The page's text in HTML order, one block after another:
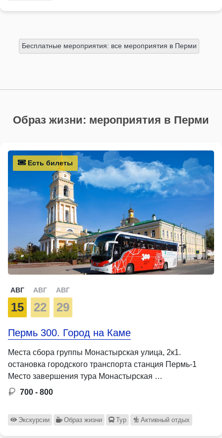
Бесплатные мероприятия: все мероприятия в Перми
Образ жизни: мероприятия в Перми
Есть билеты
АВГ
15
АВГ
22
АВГ
29
Пермь 300. Город на Каме
Места сбора группы Монастырская улица, 2к1.
остановка городского транспорта станция Пермь-1
Место завершения тура Монастырская …
700 - 800
Экскурсии Образ жизни Тур Активный отдых